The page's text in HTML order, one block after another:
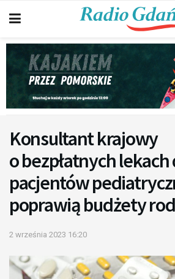
Konsultant krajowy
o bezpłatnych lekach
pacjentów
poprawią budżety
2 września 2023 16:20